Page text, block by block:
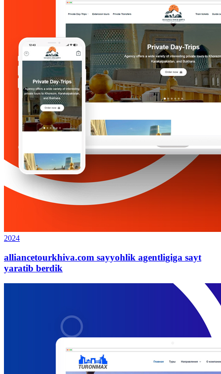
2024
alliancetourkhiva.com sayyohlik agentligiga sayt
yaratib berdik